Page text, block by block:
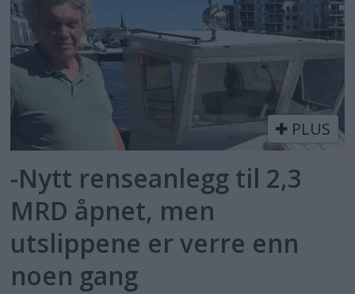
PLUS
-Nytt renseanlegg til 2,3
MRD åpnet, men
utslippene er verre enn
noen gang